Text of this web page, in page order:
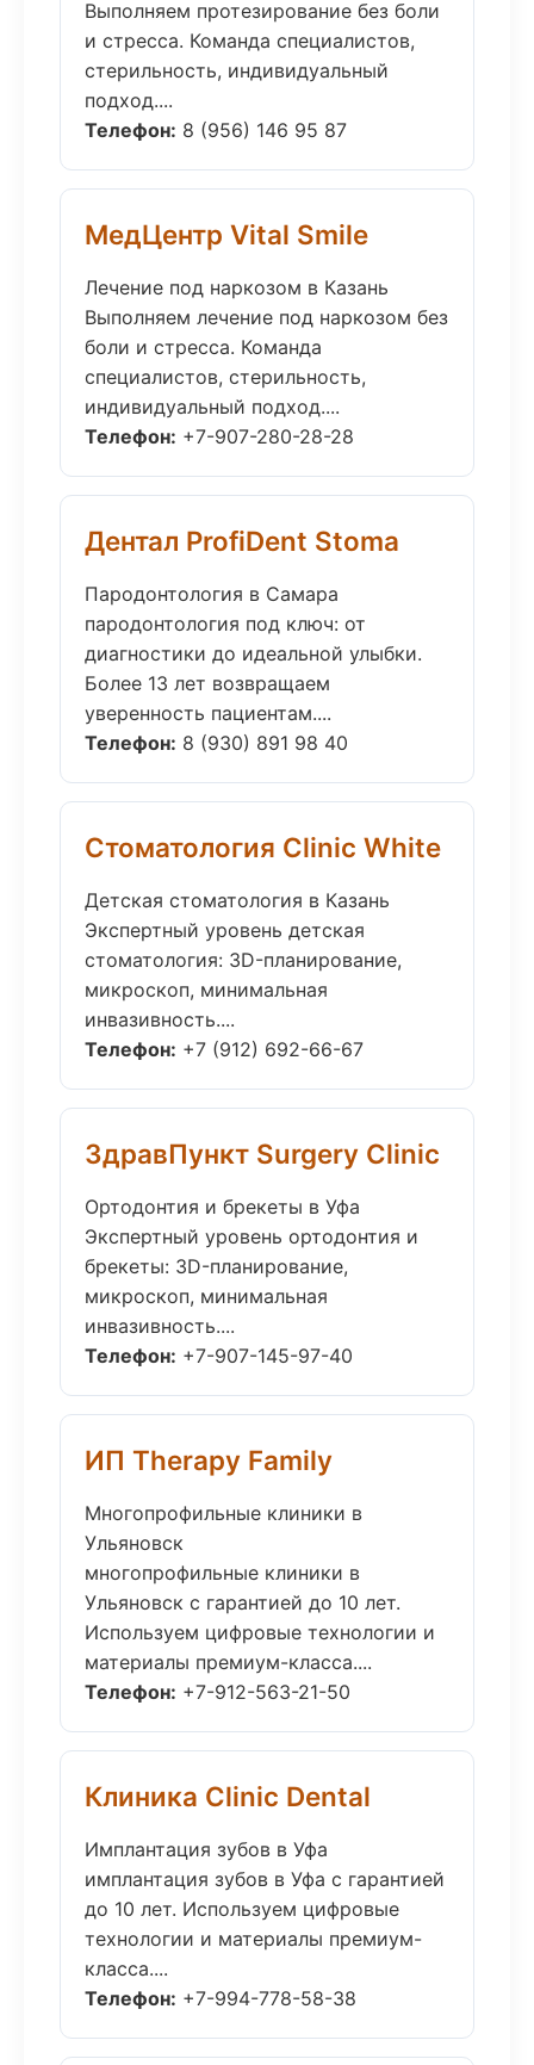
Выполняем протезирование без боли
и стресса. Команда специалистов,
стерильность, индивидуальный
подход....
Телефон: 8 (956) 146 95 87
МедЦентр Vital Smile
Лечение под наркозом в Казань
Выполняем лечение под наркозом без
боли и стресса. Команда
специалистов, стерильность,
индивидуальный подход....
Телефон: +7-907-280-28-28
Дентал ProfiDent Stoma
Пародонтология в Самара
пародонтология под ключ: от
диагностики до идеальной улыбки.
Более 13 лет возвращаем
уверенность пациентам....
Телефон: 8 (930) 891 98 40
Стоматология Clinic White
Детская стоматология в Казань
Экспертный уровень детская
стоматология: 3D-планирование,
микроскоп, минимальная
инвазивность....
Телефон: +7 (912) 692-66-67
ЗдравПункт Surgery Clinic
Ортодонтия и брекеты в Уфа
Экспертный уровень ортодонтия и
брекеты: 3D-планирование,
микроскоп, минимальная
инвазивность....
Телефон: +7-907-145-97-40
ИП Therapy Family
Многопрофильные клиники в
Ульяновск
многопрофильные клиники в
Ульяновск с гарантией до 10 лет.
Используем цифровые технологии и
материалы премиум-класса....
Телефон: +7-912-563-21-50
Клиника Clinic Dental
Имплантация зубов в Уфа
имплантация зубов в Уфа с гарантией
до 10 лет. Используем цифровые
технологии и материалы премиум-
класса....
Телефон: +7-994-778-58-38